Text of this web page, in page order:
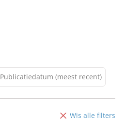
Publicatiedatum (meest recent)
Wis alle filters